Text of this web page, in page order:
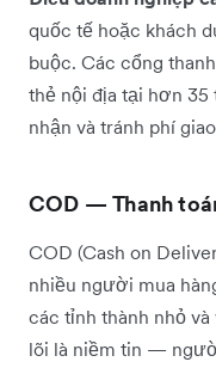
quốc tế hoặc khách
buộc. Các cổng
thẻ nội địa tại hơn
nhận và tránh phí
COD — Thanh
COD (Cash on
nhiều người mua
các tỉnh thành nhỏ
lõi là niềm tin —